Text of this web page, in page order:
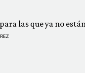
las que ya no